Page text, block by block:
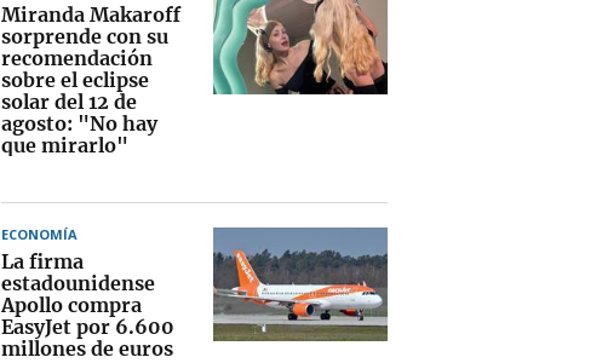
Miranda Makaroff
sorprende con su
recomendación
sobre el eclipse
solar del 12 de
agosto: "No hay
que mirarlo"
ECONOMÍA
La firma
estadounidense
Apollo compra
EasyJet por 6.600
millones de euros